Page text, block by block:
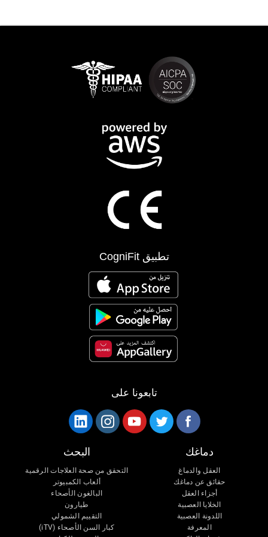
تطبيق CogniFit
تابعونا على
دماغك
العقل والدماغ
حقائق عن دماغك
أجزاء العقل
الخلايا العصبية
اللدونة العصبية
المعرفة
البحث
التحقق من صحة العلاجات الرقمية
ألعاب الكمبيوتر
البالغون الأصحاء
طيارون
التقييم الشمولي
كبار السن الأصحاء (iTV)